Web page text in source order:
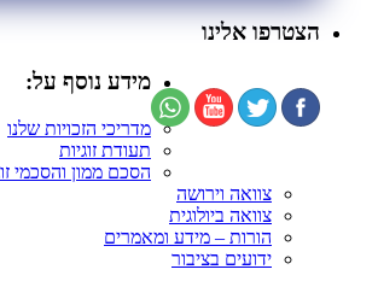
הצטרפו אלינו
מידע נוסף על:
מדריכי הזכויות שלנו
תעודת זוגיות
הסכם ממון והסכמי
צוואה וירושה
צוואה ביולוגית
הורות – מידע ומאמרים
ידועים בציבור